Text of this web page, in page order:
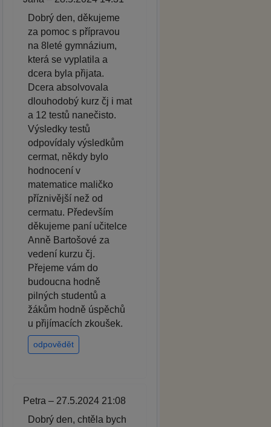
Dobrý den, děkujeme
za pomoc s přípravou
na 8leté gymnázium,
která se vyplatila a
dcera byla přijata.
Dcera absolvovala
dlouhodobý kurz čj i mat
a 12 testů nanečisto.
Výsledky testů
odpovídaly výsledkům
cermat, někdy bylo
hodnocení v
matematice maličko
příznivější než od
cermatu. Především
děkujeme paní učitelce
Anně Bartošové za
vedení kurzu čj.
Přejeme vám do
budoucna hodně
pilných studentů a
žákům hodně úspěchů
u přijímacích zkoušek.
odpovědět
Petra – 27.5.2024 21:08
Dobrý den, chtěla bych